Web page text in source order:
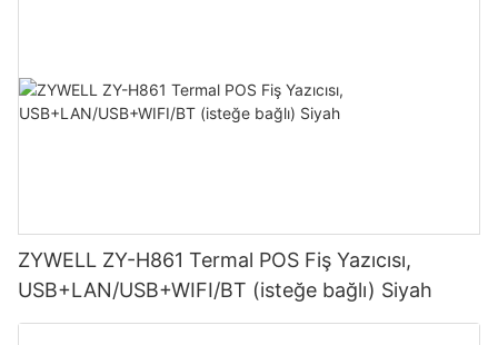
ZYWELL ZY-H861 Termal POS Fiş Yazıcısı,
USB+LAN/USB+WIFI/BT (isteğe bağlı) Siyah